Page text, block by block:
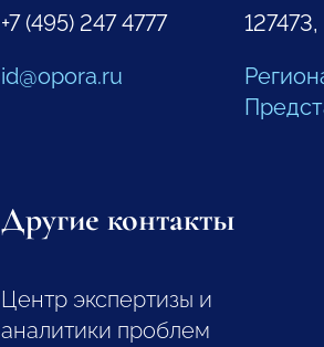
+7 (495) 247 4777
id@opora.ru
Другие контакты
Центр экспертизы и
аналитики проблем